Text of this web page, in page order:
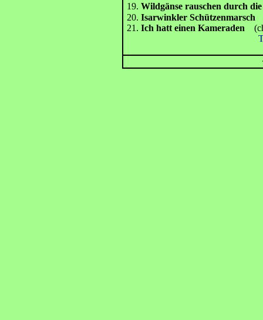
19.Wildgänse rauschen durch
20.Isarwinkler Schützenmarsch
21.Ich hatt einen Kameraden